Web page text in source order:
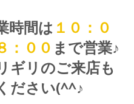
時間は １０：０
：００ まで営業♪
ギリのご来店も
ださい(^^♪